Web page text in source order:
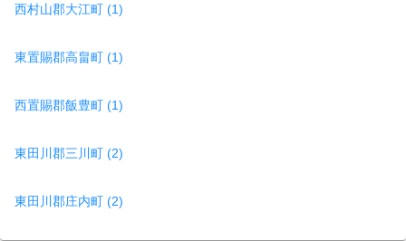
西村山郡大江町 (1)
東置賜郡高畠町 (1)
西置賜郡飯豊町 (1)
東田川郡三川町 (2)
東田川郡庄内町 (2)